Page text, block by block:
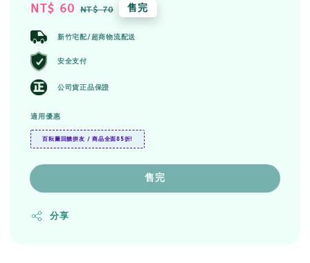
Sale
NT$ 60 Regular
NT$ 70 售完
新竹宅配/超商物流配送
安全支付
公司貨正品保證
適用優惠
百耘圖回饋拼友 / 商品全面85折!
售完
分享